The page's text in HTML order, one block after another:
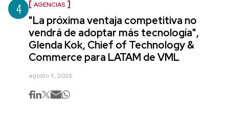
4 AGENCIAS
"La próxima ventaja competitiva no
vendrá de adoptar más tecnología",
Glenda Kok, Chief of Technology &
Commerce para LATAM de VML
agosto 5, 2026